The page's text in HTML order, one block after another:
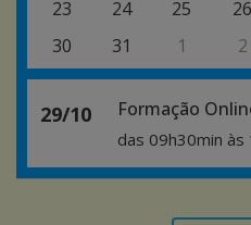
23
24 25 26
30
31 1 2
29/10 Formação
das 09h30min às